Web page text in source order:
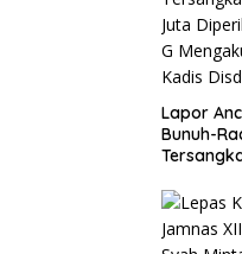
Lapor
Bunuh-
Oknum G
Utusan